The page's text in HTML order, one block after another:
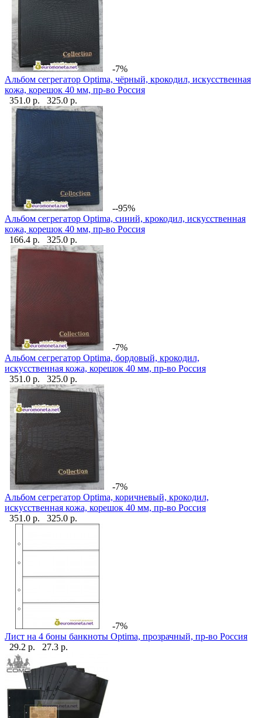
-7%
Альбом сегрегатор Optima, чёрный, крокодил, искусственная
кожа, корешок 40 мм, пр-во Россия
351.0 р.
325.0 р.
--95%
Альбом сегрегатор Optima, синий, крокодил, искусственная
кожа, корешок 40 мм, пр-во Россия
166.4 р.
325.0 р.
-7%
Альбом сегрегатор Optima, бордовый, крокодил,
искусственная кожа, корешок 40 мм, пр-во Россия
351.0 р.
325.0 р.
-7%
Альбом сегрегатор Optima, коричневый, крокодил,
искусственная кожа, корешок 40 мм, пр-во Россия
351.0 р.
325.0 р.
-7%
Лист на 4 боны банкноты Optima, прозрачный, пр-во Россия
29.2 р.
27.3 р.